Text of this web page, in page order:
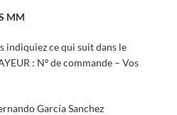
MM
indiquiez ce qui suit dans le
: Nº de commande – Vos
García Sanchez